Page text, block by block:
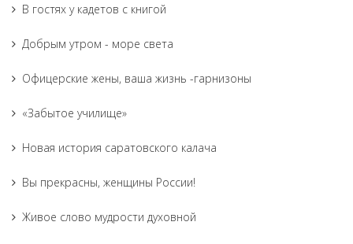
В гостях у кадетов с книгой
Добрым утром - море света
Офицерские жены, ваша жизнь -гарнизоны
«Забытое училище»
Новая история саратовского калача
Вы прекрасны, женщины России!
Живое слово мудрости духовной